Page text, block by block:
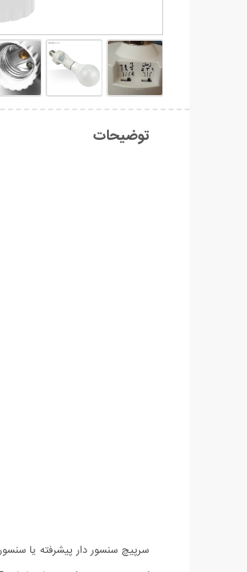
توضیحات